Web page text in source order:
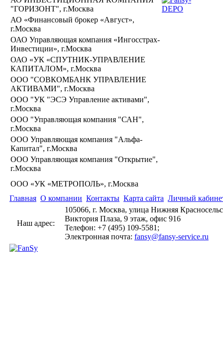
"ГОРИЗОНТ", г.Москва
АО «Финансовый брокер «Август»,
г.Москва
ОАО Управляющая компания «Ингосстрах-
Инвестиции», г.Москва
ОАО «УК «СПУТНИК-УПРАВЛЕНИЕ
КАПИТАЛОМ», г.Москва
ООО "СОВКОМБАНК УПРАВЛЕНИЕ
АКТИВАМИ", г.Москва
ООО "УК "ЭСЭ Управление активами",
г.Москва
ООО "Управляющая компания "САН",
г.Москва
ООО Управляющая компания "Альфа-
Капитал", г.Москва
ООО Управляющая компания "Открытие",
г.Москва
ООО «УК «МЕТРОПОЛЬ», г.Москва
Главная О компании Контакты Карта сайта Личный
Наш адрес:
105066, г. Москва, улица Нижняя
Виктория Плаза, 9 этаж, офис 916
Телефон: +7 (495) 109-5581;
Электронная почта: fansy@fansy-service.ru